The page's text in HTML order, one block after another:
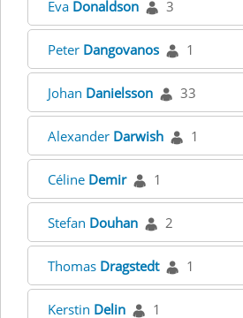
Eva Donaldson 3
Peter Dangovanos 1
Johan Danielsson 33
Alexander Darwish 1
Céline Demir 1
Stefan Douhan 2
Thomas Dragstedt 1
Kerstin Delin 1